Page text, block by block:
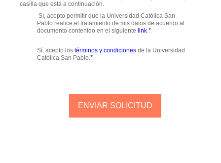
casilla que está a continuación.
Sí, acepto permitir que la Universidad Católica San
Pablo realice el tratamiento de mis datos de acuerdo al
documento contenido en el siguiente link. *
Sí, acepto los términos y condicionesde la Universidad
Católica San Pablo. *